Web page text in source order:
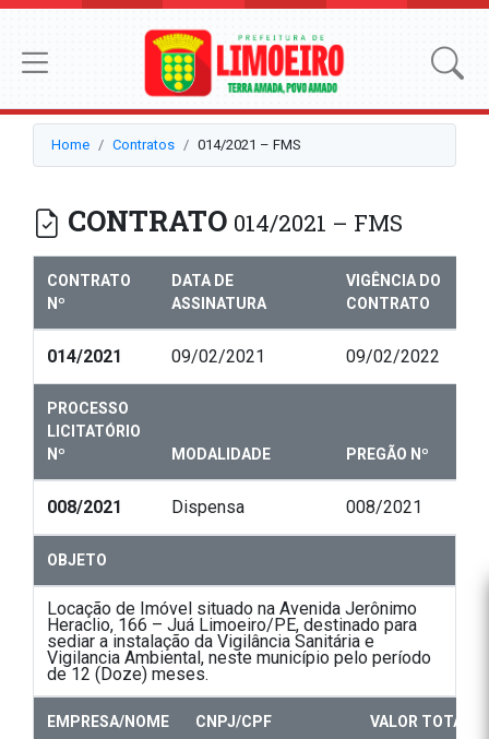
Home Contratos 014/2021 – FMS
CONTRATO 014/2021 – FMS
CONTRATO
Nº
DATA DE
ASSINATURA
VIGÊNCIA DO
CONTRATO
014/2021 09/02/2021 09/02/2022
PROCESSO
LICITATÓRIO
Nº
MODALIDADE PREGÃO Nº
008/2021 Dispensa 008/2021
OBJETO
Locação de Imóvel situado na Avenida Jerônimo
Heraclio, 166 – Juá Limoeiro/PE, destinado para
sediar a instalação da Vigilância Sanitária e
Vigilancia Ambiental, neste município pelo período
de 12 (Doze) meses.
EMPRESA/NOME CNPJ/CPF VALOR TOTAL